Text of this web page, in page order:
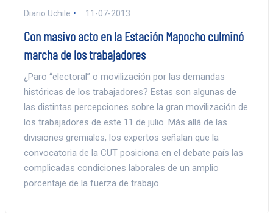
Diario Uchile 11-07-2013
Con masivo acto en la Estación Mapocho culminó
marcha de los trabajadores
¿Paro “electoral” o movilización por las demandas
históricas de los trabajadores? Estas son algunas de
las distintas percepciones sobre la gran movilización de
los trabajadores de este 11 de julio. Más allá de las
divisiones gremiales, los expertos señalan que la
convocatoria de la CUT posiciona en el debate país las
complicadas condiciones laborales de un amplio
porcentaje de la fuerza de trabajo.